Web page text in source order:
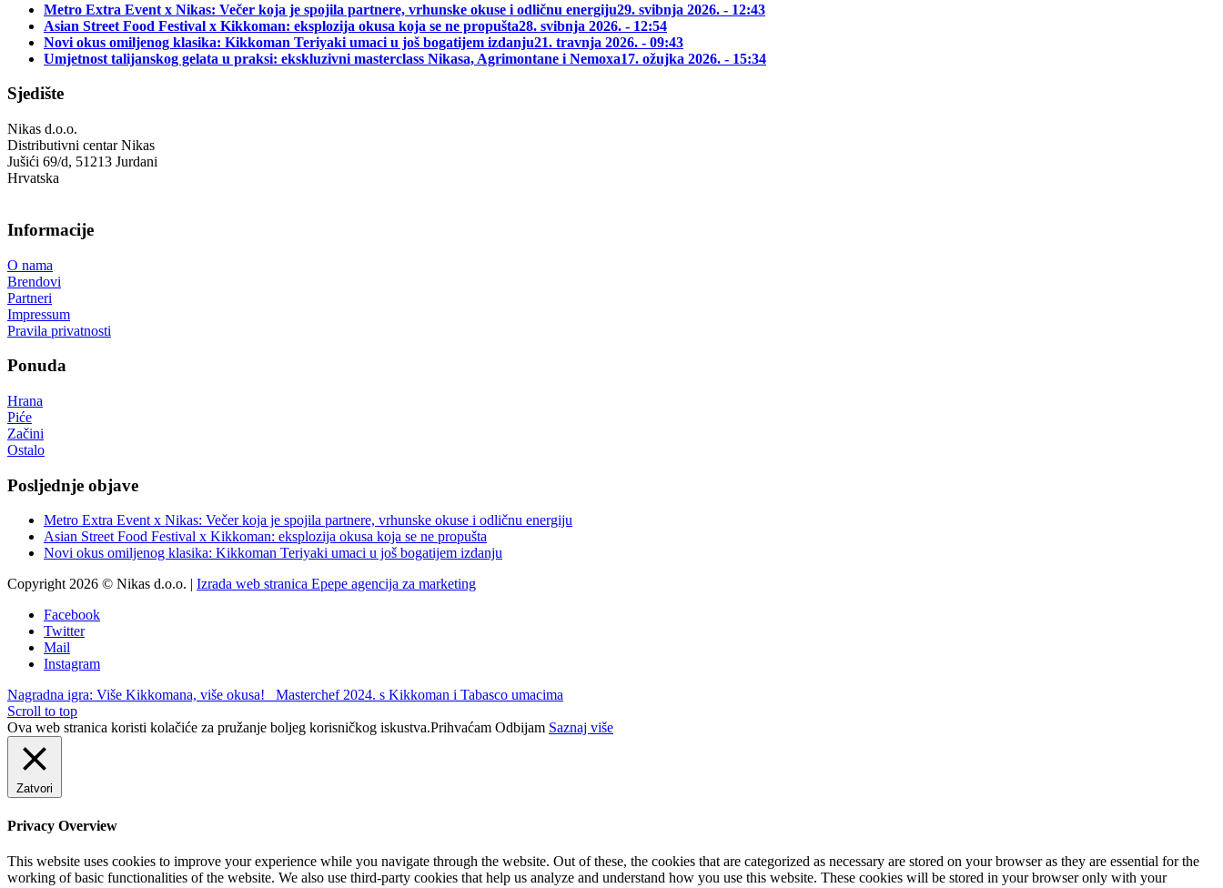
Metro Extra Event x Nikas: Večer koja je spojila partnere, vrhunske okuse i odličnu energiju29. svibnja 2026. - 12:43
Asian Street Food Festival x Kikkoman: eksplozija okusa koja se ne propušta28. svibnja 2026. - 12:54
Novi okus omiljenog klasika: Kikkoman Teriyaki umaci u još bogatijem izdanju21. travnja 2026. - 09:43
Umjetnost talijanskog gelata u praksi: ekskluzivni masterclass Nikasa, Agrimontane i Nemoxa17. ožujka 2026. - 15:34
Sjedište
Nikas d.o.o.
Distributivni centar Nikas
Jušići 69/d, 51213 Jurdani
Hrvatska
Informacije
O nama
Brendovi
Partneri
Impressum
Pravila privatnosti
Ponuda
Hrana
Piće
Začini
Ostalo
Posljednje objave
Metro Extra Event x Nikas: Večer koja je spojila partnere, vrhunske okuse i odličnu energiju
Asian Street Food Festival x Kikkoman: eksplozija okusa koja se ne propušta
Novi okus omiljenog klasika: Kikkoman Teriyaki umaci u još bogatijem izdanju
Copyright 2026 © Nikas d.o.o. | Izrada web stranica Epepe agencija za marketing
Facebook
Twitter
Mail
Instagram
Nagradna igra: Više Kikkomana, više okusa!
Masterchef 2024. s Kikkoman i Tabasco umacima
Scroll to top
Ova web stranica koristi kolačiće za pružanje boljeg korisničkog iskustva.Prihvaćam Odbijam Saznaj više
Zatvori
Privacy Overview
This website uses cookies to improve your experience while you navigate through the website. Out of these, the cookies that are categorized as necessary are stored on your browser as they are essential for the
working of basic functionalities of the website. We also use third-party cookies that help us analyze and understand how you use this website. These cookies will be stored in your browser only with your